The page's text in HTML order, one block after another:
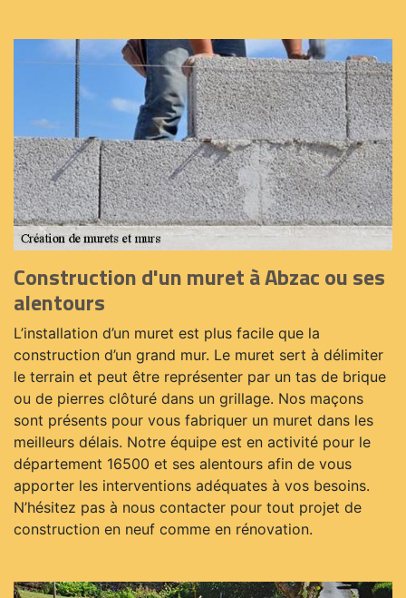
Construction d'un muret à Abzac ou ses
alentours
L’installation d’un muret est plus facile que la
construction d’un grand mur. Le muret sert à délimiter
le terrain et peut être représenter par un tas de brique
ou de pierres clôturé dans un grillage. Nos maçons
sont présents pour vous fabriquer un muret dans les
meilleurs délais. Notre équipe est en activité pour le
département 16500 et ses alentours afin de vous
apporter les interventions adéquates à vos besoins.
N’hésitez pas à nous contacter pour tout projet de
construction en neuf comme en rénovation.